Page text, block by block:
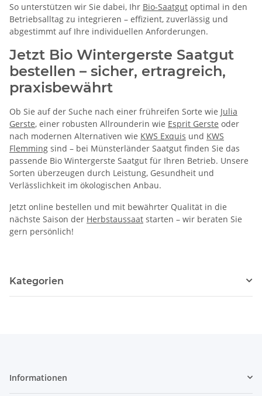
So unterstützen wir Sie dabei, Ihr Bio-Saatgut optimal in den
Betriebsalltag zu integrieren – effizient, zuverlässig und
abgestimmt auf Ihre individuellen Anforderungen.
Jetzt Bio Wintergerste Saatgut
bestellen – sicher, ertragreich,
praxisbewährt
Ob Sie auf der Suche nach einer frühreifen Sorte wie Julia
Gerste, einer robusten Allrounderin wie Esprit Gerste oder
nach modernen Alternativen wie KWS Exquis und KWS
Flemming sind – bei Münsterländer Saatgut finden Sie das
passende Bio Wintergerste Saatgut für Ihren Betrieb. Unsere
Sorten überzeugen durch Leistung, Gesundheit und
Verlässlichkeit im ökologischen Anbau.
Jetzt online bestellen und mit bewährter Qualität in die
nächste Saison der Herbstaussaat starten – wir beraten Sie
gern persönlich!
Kategorien
Informationen